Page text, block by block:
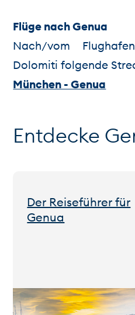
Flüge nach Genua
Nach/vom
Dolomiti folgende
München - Genua
Entdecke
Der Reiseführer für
Genua